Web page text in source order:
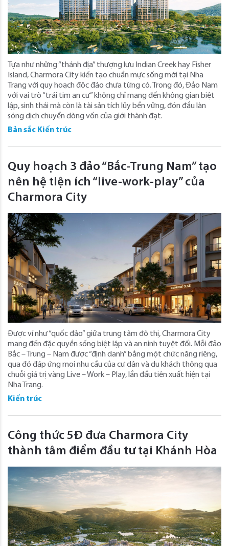
Tựa như những “thánh địa” thượng lưu Indian Creek hay Fisher
Island, Charmora City kiến tạo chuẩn mực sống mới tại Nha
Trang với quy hoạch độc đáo chưa từng có. Trong đó, Đảo Nam
với vai trò “trái tim an cư” không chỉ mang đến không gian biệt
lập, sinh thái mà còn là tài sản tích lũy bền vững, đón đầu làn
sóng dịch chuyển dòng vốn của giới thành đạt.
Bản sắc Kiến trúc
Quy hoạch 3 đảo “Bắc-Trung Nam” tạo
nên hệ tiện ích “live-work-play” của
Charmora City
Được ví như “quốc đảo” giữa trung tâm đô thị, Charmora City
mang đến đặc quyền sống biệt lập và an ninh tuyệt đối. Mỗi đảo
Bắc – Trung – Nam được “định danh” bằng một chức năng riêng,
qua đó đáp ứng mọi nhu cầu của cư dân và du khách thông qua
chuỗi giá trị vàng Live – Work – Play, lần đầu tiên xuất hiện tại
Nha Trang.
Kiến trúc
Công thức 5Đ đưa Charmora City
thành tâm điểm đầu tư tại Khánh Hòa